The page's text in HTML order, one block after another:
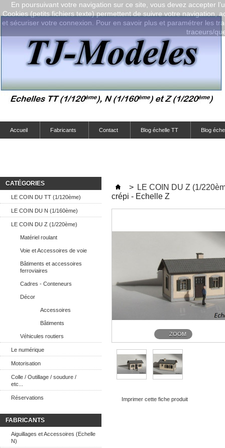
Accueil Fabricants Contact Blog échelle TT Blog
CATÉGORIES
LE COIN DU TT (1/120ème)
LE COIN DU N (1/160ème)
LE COIN DU Z (1/220ème)
Matériel roulant
Voie et Accessoires de voie
Bâtiments et accessoires
ferroviaires
Cadres - Conteneurs
Décor
Accessoires
Bâtiments
Véhicules routiers
Le numérique
Motorisation
Colle / Outillage / soudure /
etc...
Réservations
FABRICANTS
Aiguillages et Accessoires (Echelle
N)
> LE COIN DU Z (1/
crépi - Echelle Z
ZOOM
Imprimer cette fiche produit
En poursuivant votre navigation sur ce site, vous devez accepter
Cookies (petits fichiers texte) permettent de suivre votre navigation,
et sécuriser votre connexion. Pour en savoir plus et paramétrer les
traceurs/